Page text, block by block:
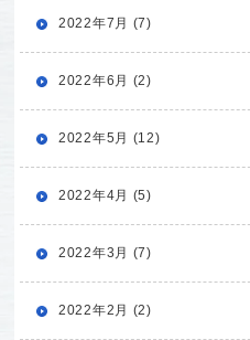
2022年7月 (7)
2022年6月 (2)
2022年5月 (12)
2022年4月 (5)
2022年3月 (7)
2022年2月 (2)